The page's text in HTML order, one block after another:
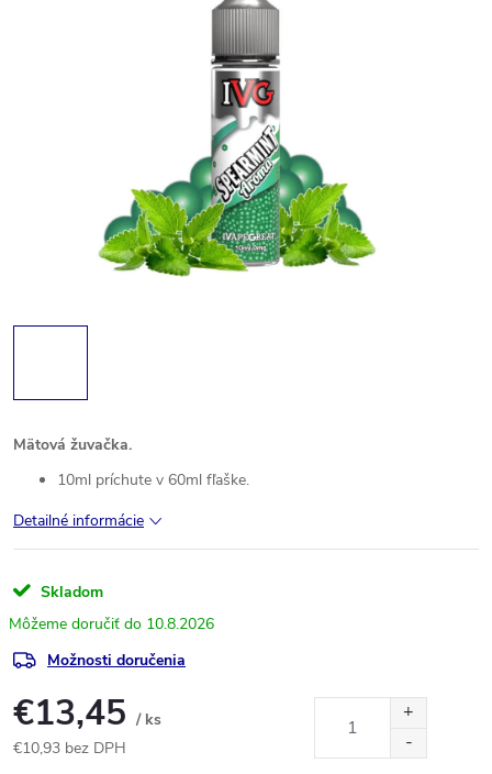
Mätová žuvačka.
10ml príchute v 60ml fľaške.
Detailné informácie
Skladom
10.8.2026
Možnosti doručenia
€13,45 / ks
€10,93 bez DPH